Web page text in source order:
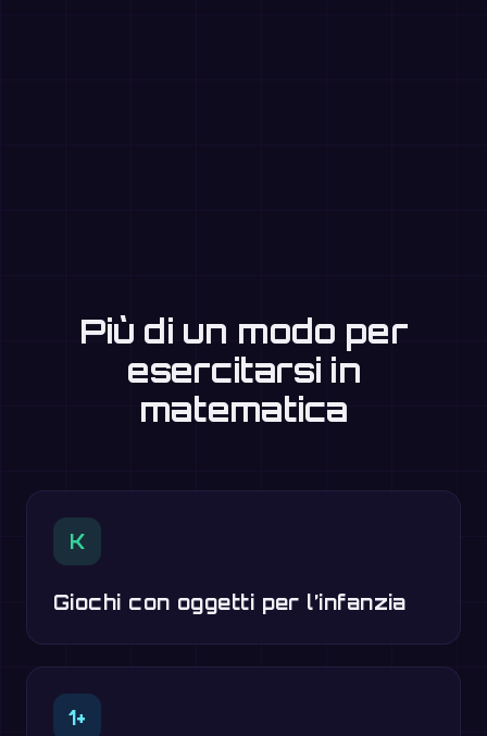
Più di un modo per
esercitarsi in
matematica
K
Giochi con oggetti per l’infanzia
1+